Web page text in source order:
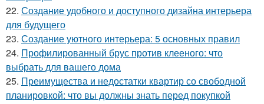
22. Создание удобного и доступного дизайна интерьера
для будущего
23. Создание уютного интерьера: 5 основных правил
24. Профилированный брус против клееного: что
выбрать для вашего дома
25. Преимущества и недостатки квартир со свободной
планировкой: что вы должны знать перед покупкой